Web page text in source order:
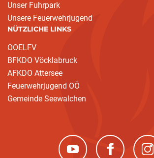
Unser Fuhrpark
Unsere Feuerwehrjugend
NÜTZLICHE LINKS
OOELFV
BFKDO Vöcklabruck
AFKDO Attersee
Feuerwehrjugend OÖ
Gemeinde Seewalchen